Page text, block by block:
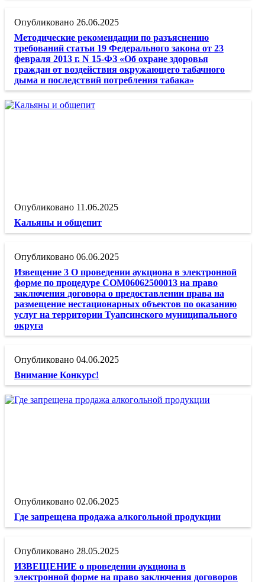
26.06.2025
Методические рекомендации по разъяснению
требований статьи 19 Федерального закона от 23
февраля 2013 г. N 15-ФЗ «Об охране здоровья
граждан от воздействия окружающего табачного
дыма и последствий потребления табака»
11.06.2025
Кальяны и общепит
06.06.2025
Извещение 3 О проведении аукциона в электронной
форме по процедуре COM06062500013 на право
заключения договора о предоставлении права на
размещение нестационарных объектов по оказанию
услуг на территории Туапсинского муниципального
округа
04.06.2025
Внимание Конкурс!
02.06.2025
Где запрещена продажа алкогольной продукции
28.05.2025
ИЗВЕЩЕНИЕ о проведении аукциона в
электронной форме на право заключения договоров